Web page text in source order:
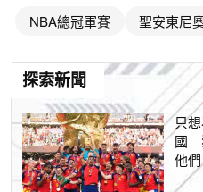
NBA總冠軍賽 聖安東尼
探索新聞
只
國
他們